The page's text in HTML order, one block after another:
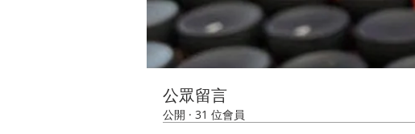
公眾留言
公開 · 31 位會員